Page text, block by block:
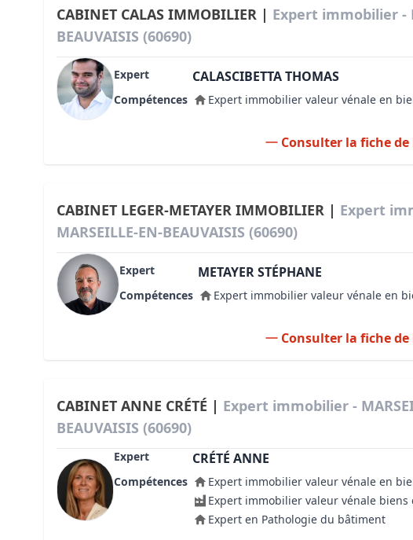
CABINET CALAS IMMOBILIER | Expert immobilier -
BEAUVAISIS (60690)
Expert CALASCIBETTA THOMAS
Compétences Expert immobilier valeur vénale en
Consulter la fiche
CABINET LEGER-METAYER IMMOBILIER | Expert
MARSEILLE-EN-BEAUVAISIS (60690)
Expert METAYER STÉPHANE
Compétences Expert immobilier valeur vénale en
Consulter la fiche
CABINET ANNE CRÉTÉ | Expert immobilier -
BEAUVAISIS (60690)
Expert CRÉTÉ ANNE
Compétences
Expert immobilier valeur vénale en
Expert immobilier valeur vénale
Expert en Pathologie du bâtiment